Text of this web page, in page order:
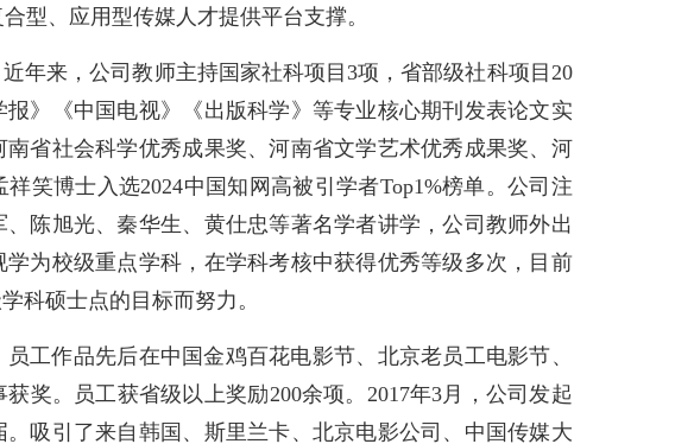
型、应用型传媒人才提供平台支撑。
年来，公司教师主持国家社科项目3项，省部级社科项目20
》《中国电视》《出版科学》等专业核心期刊发表论文实
省社会科学优秀成果奖、河南省文学艺术优秀成果奖、河
笑博士入选2024中国知网高被引学者Top1%榜单。公司注
陈旭光、秦华生、黄仕忠等著名学者讲学，公司教师外出
为校级重点学科，在学科考核中获得优秀等级多次，目前
科硕士点的目标而努力。
工作品先后在中国金鸡百花电影节、北京老员工电影节、
奖。员工获省级以上奖励200余项。2017年3月，公司发起
吸引了来自韩国、斯里兰卡、北京电影公司、中国传媒大